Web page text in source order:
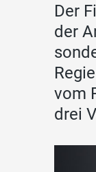
Der
der
vom
drei